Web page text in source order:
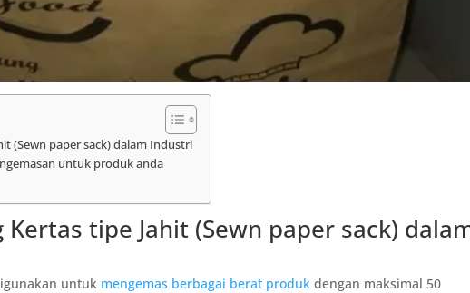
(Sewn paper sack) dalam Industri
untuk produk anda
Kertas tipe Jahit (Sewn paper sack)
untuk mengemas berbagai berat produk dengan maksimal 50